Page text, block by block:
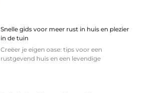
Snelle gids voor meer rust in huis en plezier
in de tuin
Creëer je eigen oase: tips voor een
rustgevend huis en een levendige